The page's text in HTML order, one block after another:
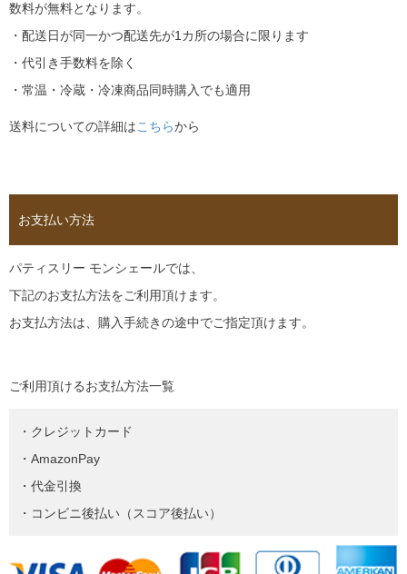
数料が無料となります。
・配送日が同一かつ配送先が1カ所の場合に限ります
・代引き手数料を除く
・常温・冷蔵・冷凍商品同時購入でも適用
送料についての詳細はこちらから
お支払い方法
パティスリー モンシェールでは、
下記のお支払方法をご利用頂けます。
お支払方法は、購入手続きの途中でご指定頂けます。
ご利用頂けるお支払方法一覧
・クレジットカード
・AmazonPay
・代金引換
・コンビニ後払い（スコア後払い）